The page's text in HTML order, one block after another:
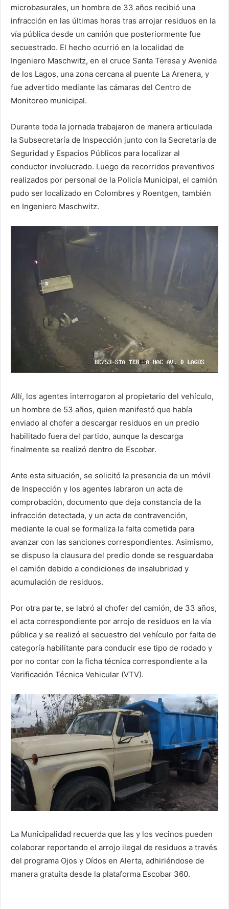
microbasurales, un hombre de 33 años recibió una
infracción en las últimas horas tras arrojar residuos en la
vía pública desde un camión que posteriormente fue
secuestrado. El hecho ocurrió en la localidad de
Ingeniero Maschwitz, en el cruce Santa Teresa y Avenida
de los Lagos, una zona cercana al puente La Arenera, y
fue advertido mediante las cámaras del Centro de
Monitoreo municipal.
Durante toda la jornada trabajaron de manera articulada
la Subsecretaría de Inspección junto con la Secretaría de
Seguridad y Espacios Públicos para localizar al
conductor involucrado. Luego de recorridos preventivos
realizados por personal de la Policía Municipal, el camión
pudo ser localizado en Colombres y Roentgen, también
en Ingeniero Maschwitz.
Allí, los agentes interrogaron al propietario del vehículo,
un hombre de 53 años, quien manifestó que había
enviado al chofer a descargar residuos en un predio
habilitado fuera del partido, aunque la descarga
finalmente se realizó dentro de Escobar.
Ante esta situación, se solicitó la presencia de un móvil
de Inspección y los agentes labraron un acta de
comprobación, documento que deja constancia de la
infracción detectada, y un acta de contravención,
mediante la cual se formaliza la falta cometida para
avanzar con las sanciones correspondientes. Asimismo,
se dispuso la clausura del predio donde se resguardaba
el camión debido a condiciones de insalubridad y
acumulación de residuos.
Por otra parte, se labró al chofer del camión, de 33 años,
el acta correspondiente por arrojo de residuos en la vía
pública y se realizó el secuestro del vehículo por falta de
categoría habilitante para conducir ese tipo de rodado y
por no contar con la ficha técnica correspondiente a la
Verificación Técnica Vehicular (VTV).
La Municipalidad recuerda que las y los vecinos pueden
colaborar reportando el arrojo ilegal de residuos a través
del programa Ojos y Oídos en Alerta, adhiriéndose de
manera gratuita desde la plataforma Escobar 360.